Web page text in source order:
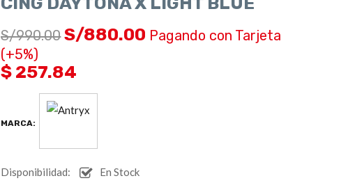
S/990.00 S/880.00 Pagando con Tarjeta
(+5%)
$ 257.84
MARCA:
Disponibilidad: En Stock